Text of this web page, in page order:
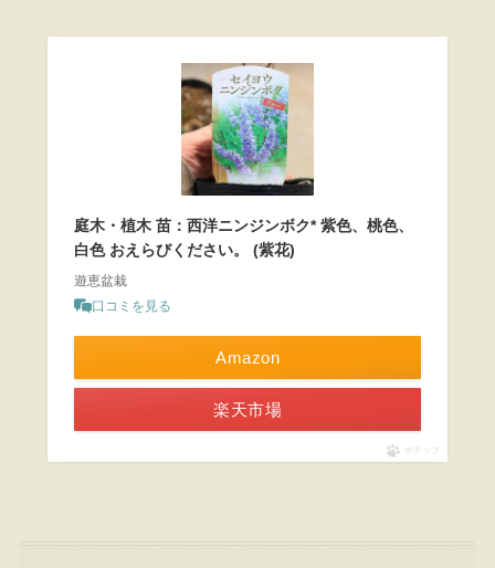
庭木・植木 苗：西洋ニンジンボク* 紫色、桃色、
白色 おえらびください。 (紫花)
遊恵盆栽
口コミを見る
Amazon
楽天市場
ポチップ